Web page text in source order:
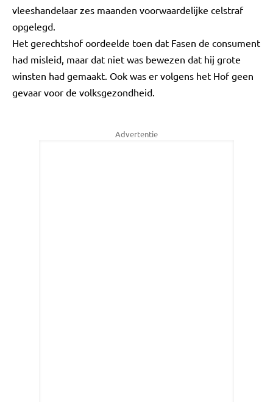
vleeshandelaar zes maanden voorwaardelijke celstraf
opgelegd.
Het gerechtshof oordeelde toen dat Fasen de consument
had misleid, maar dat niet was bewezen dat hij grote
winsten had gemaakt. Ook was er volgens het Hof geen
gevaar voor de volksgezondheid.
Advertentie